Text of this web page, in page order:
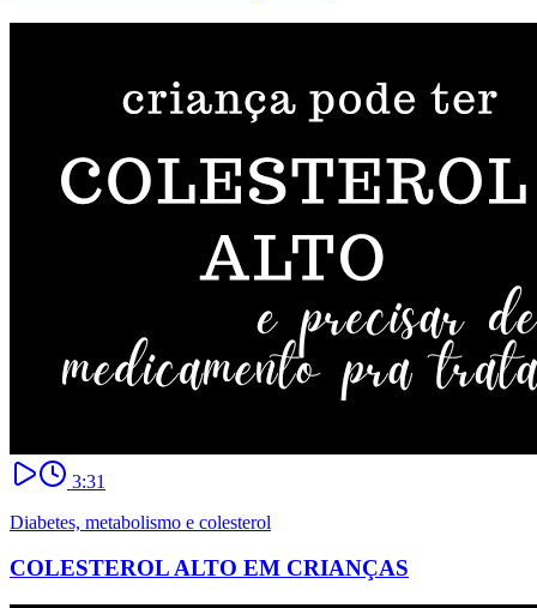
3:31
Diabetes, metabolismo e colesterol
COLESTEROL ALTO EM CRIANÇAS